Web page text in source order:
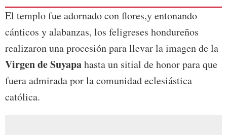
El templo fue adornado con flores,y entonando
cánticos y alabanzas, los feligreses hondureños
realizaron una procesión para llevar la imagen de la
Virgen de Suyapahasta un sitial de honor para que
fuera admirada por la comunidad eclesiástica
católica.